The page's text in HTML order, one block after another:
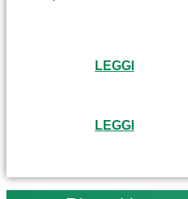
LEGGI
LEGGI